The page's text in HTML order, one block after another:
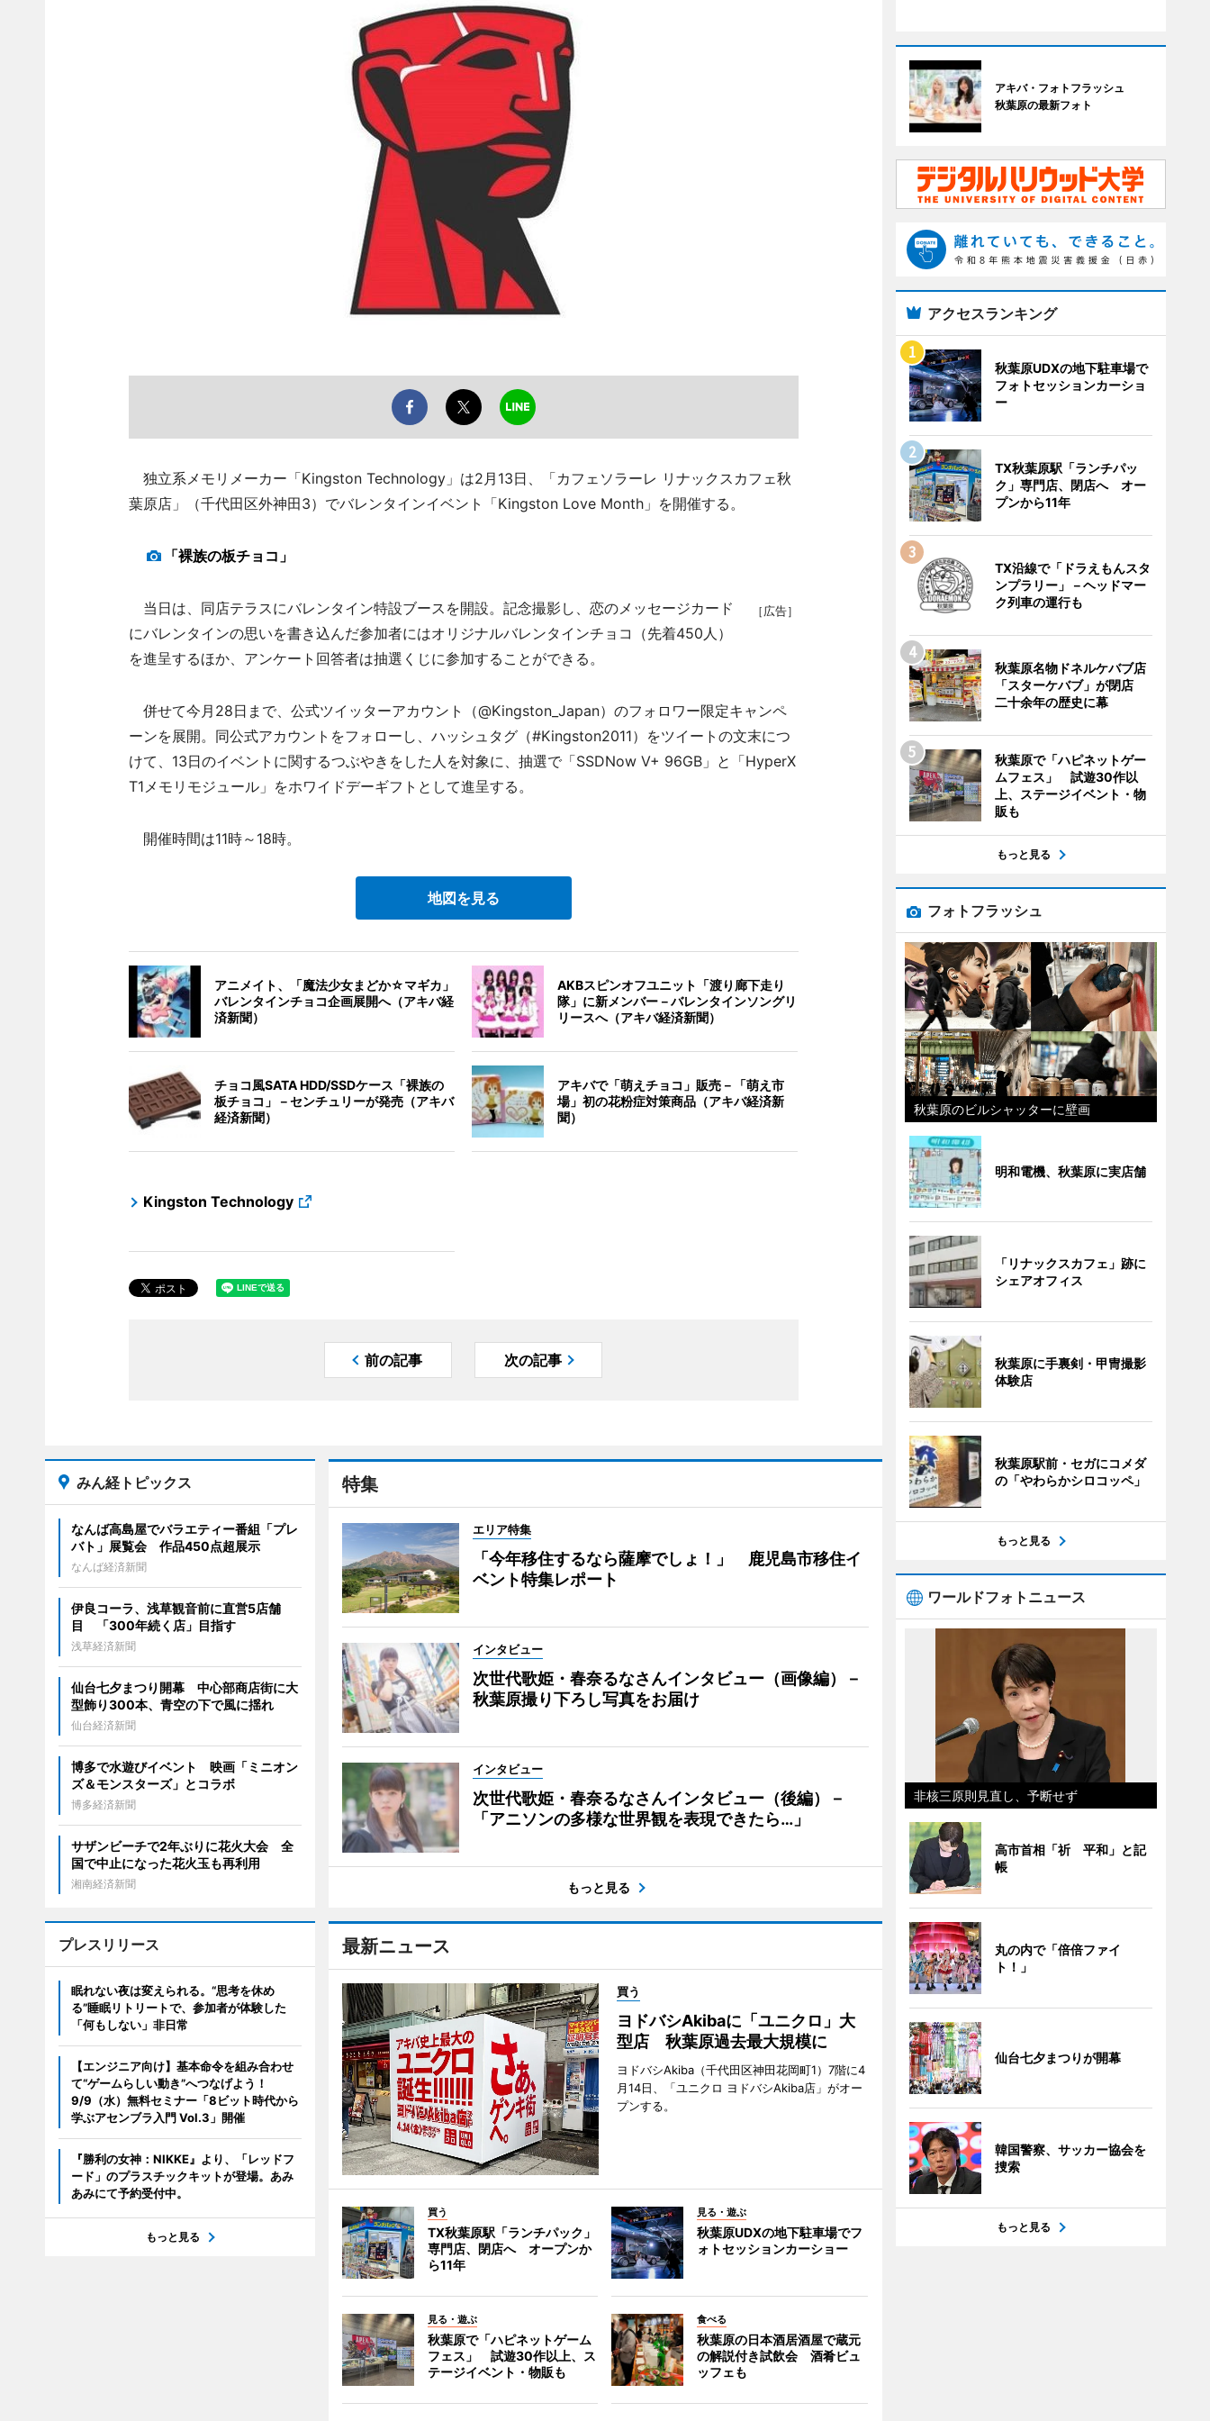
独立系メモリメーカー「Kingston Technology」は2月13日、「カフェソラーレ リナックスカフェ秋
葉原店」（千代田区外神田3）でバレンタインイベント「Kingston Love Month」を開催する。
「裸族の板チョコ」
［広告］
当日は、同店テラスにバレンタイン特設ブースを開設。記念撮影し、恋のメッセージカード
にバレンタインの思いを書き込んだ参加者にはオリジナルバレンタインチョコ（先着450人）
を進呈するほか、アンケート回答者は抽選くじに参加することができる。
併せて今月28日まで、公式ツイッターアカウント（@Kingston_Japan）のフォロワー限定キャンペ
ーンを展開。同公式アカウントをフォローし、ハッシュタグ（#Kingston2011）をツイートの文末につ
けて、13日のイベントに関するつぶやきをした人を対象に、抽選で「SSDNow V+ 96GB」と「HyperX
T1メモリモジュール」をホワイドデーギフトとして進呈する。
開催時間は11時～18時。
地図を見る
アニメイト、「魔法少女まどか☆マギカ」
バレンタインチョコ企画展開へ（アキバ経
済新聞）
AKBスピンオフユニット「渡り廊下走り
隊」に新メンバー－バレンタインソングリ
リースへ（アキバ経済新聞）
チョコ風SATA HDD/SSDケース「裸族の
板チョコ」－センチュリーが発売（アキバ
経済新聞）
アキバで「萌えチョコ」販売－「萌え市
場」初の花粉症対策商品（アキバ経済新
聞）
Kingston Technology
前の記事 次の記事
特集
エリア特集
「今年移住するなら薩摩でしょ！」 鹿児島市移住イ
ベント特集レポート
インタビュー
次世代歌姫・春奈るなさんインタビュー（画像編）－
秋葉原撮り下ろし写真をお届け
インタビュー
次世代歌姫・春奈るなさんインタビュー（後編）－
「アニソンの多様な世界観を表現できたら…」
もっと見る
最新ニュース
買う
ヨドバシAkibaに「ユニクロ」大
型店 秋葉原過去最大規模に
ヨドバシAkiba（千代田区神田花岡町1）7階に4
月14日、「ユニクロ ヨドバシAkiba店」がオー
プンする。
買う
TX秋葉原駅「ランチパック」
専門店、閉店へ オープンか
ら11年
見る・遊ぶ
秋葉原UDXの地下駐車場でフ
ォトセッションカーショー
見る・遊ぶ
秋葉原で「ハピネットゲーム
フェス」 試遊30作以上、ス
テージイベント・物販も
食べる
秋葉原の日本酒居酒屋で蔵元
の解説付き試飲会 酒肴ビュ
ッフェも
みん経トピックス
なんば高島屋でバラエティー番組「プレ
バト」展覧会 作品450点超展示
なんば経済新聞
伊良コーラ、浅草観音前に直営5店舗
目 「300年続く店」目指す
浅草経済新聞
仙台七夕まつり開幕 中心部商店街に大
型飾り300本、青空の下で風に揺れ
仙台経済新聞
博多で水遊びイベント 映画「ミニオン
ズ＆モンスターズ」とコラボ
博多経済新聞
サザンビーチで2年ぶりに花火大会 全
国で中止になった花火玉も再利用
湘南経済新聞
プレスリリース
眠れない夜は変えられる。“思考を休め
る”睡眠リトリートで、参加者が体験した
「何もしない」非日常
【エンジニア向け】基本命令を組み合わせ
て“ゲームらしい動き”へつなげよう！
9/9（水）無料セミナー「8ビット時代から
学ぶアセンブラ入門 Vol.3」開催
『勝利の女神：NIKKE』より、「レッドフ
ード」のプラスチックキットが登場。あみ
あみにて予約受付中。
もっと見る
アキバ・フォトフラッシュ
秋葉原の最新フォト
アクセスランキング
秋葉原UDXの地下駐車場で
フォトセッションカーショ
ー
TX秋葉原駅「ランチパッ
ク」専門店、閉店へ オー
プンから11年
TX沿線で「ドラえもんスタ
ンプラリー」－ヘッドマー
ク列車の運行も
秋葉原名物ドネルケバブ店
「スターケバブ」が閉店
二十余年の歴史に幕
秋葉原で「ハピネットゲー
ムフェス」 試遊30作以
上、ステージイベント・物
販も
もっと見る
フォトフラッシュ
秋葉原のビルシャッターに壁画
明和電機、秋葉原に実店舗
「リナックスカフェ」跡に
シェアオフィス
秋葉原に手裏剣・甲冑撮影
体験店
秋葉原駅前・セガにコメダ
の「やわらかシロコッペ」
もっと見る
ワールドフォトニュース
非核三原則見直し、予断せず
高市首相「祈 平和」と記
帳
丸の内で「倍倍ファイ
ト！」
仙台七夕まつりが開幕
韓国警察、サッカー協会を
捜索
もっと見る